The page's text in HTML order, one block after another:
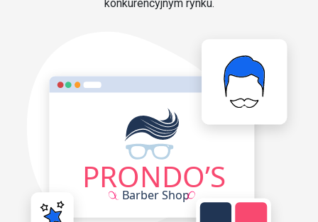
konkurencyjnym rynku.